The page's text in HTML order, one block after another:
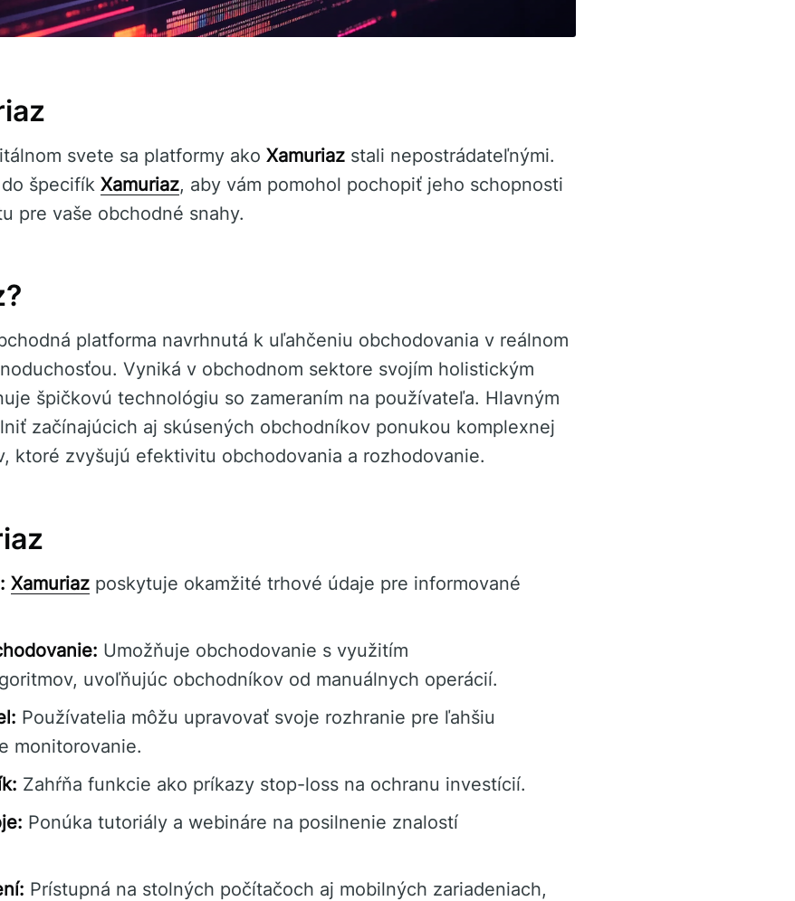
svete sa platformy ako Xamuriaz stali nepostrádateľnými.
špecifík Xamuriaz, aby vám pomohol pochopiť jeho schopnosti
pre vaše obchodné snahy.
platforma navrhnutá k uľahčeniu obchodovania v reálnom
Vyniká v obchodnom sektore svojím holistickým
špičkovú technológiu so zameraním na používateľa. Hlavným
začínajúcich aj skúsených obchodníkov ponukou komplexnej
ktoré zvyšujú efektivitu obchodovania a rozhodovanie.
Xamuriaz poskytuje okamžité trhové údaje pre informované
Umožňuje obchodovanie s využitím
uvoľňujúc obchodníkov od manuálnych operácií.
Používatelia môžu upravovať svoje rozhranie pre ľahšiu
monitorovanie.
Zahŕňa funkcie ako príkazy stop-loss na ochranu investícií.
Ponúka tutoriály a webináre na posilnenie znalostí
Prístupná na stolných počítačoch aj mobilných zariadeniach,